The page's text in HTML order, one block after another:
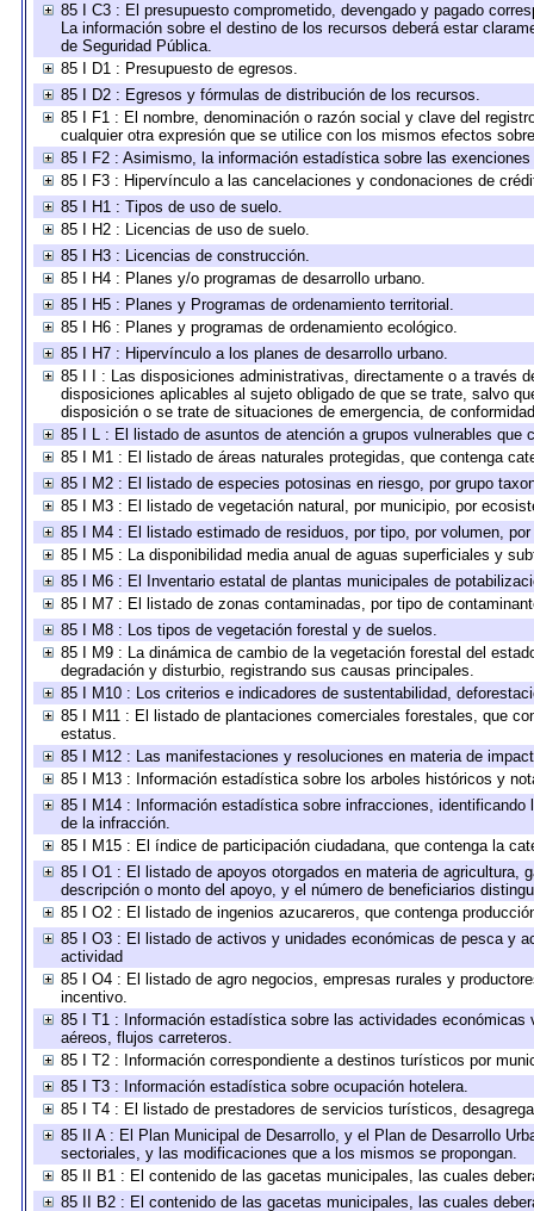
85 I C3 : El presupuesto comprometido, devengado y pagado
La información sobre el destino de los recursos deberá estar
de Seguridad Pública.
85 I D1 : Presupuesto de egresos.
85 I D2 : Egresos y fórmulas de distribución de los recursos.
85 I F1 : El nombre, denominación o razón social y clave del
cualquier otra expresión que se utilice con los mismos efectos
85 I F2 : Asimismo, la información estadística sobre las
85 I F3 : Hipervínculo a las cancelaciones y condonaciones de
85 I H1 : Tipos de uso de suelo.
85 I H2 : Licencias de uso de suelo.
85 I H3 : Licencias de construcción.
85 I H4 : Planes y/o programas de desarrollo urbano.
85 I H5 : Planes y Programas de ordenamiento territorial.
85 I H6 : Planes y programas de ordenamiento ecológico.
85 I H7 : Hipervínculo a los planes de desarrollo urbano.
85 I I : Las disposiciones administrativas, directamente o a través
disposiciones aplicables al sujeto obligado de que se trate, salvo
disposición o se trate de situaciones de emergencia, de
85 I L : El listado de asuntos de atención a grupos vulnerables
85 I M1 : El listado de áreas naturales protegidas, que contenga
85 I M2 : El listado de especies potosinas en riesgo, por grupo
85 I M3 : El listado de vegetación natural, por municipio, por
85 I M4 : El listado estimado de residuos, por tipo, por volumen,
85 I M5 : La disponibilidad media anual de aguas superficiales y
85 I M6 : El Inventario estatal de plantas municipales de
85 I M7 : El listado de zonas contaminadas, por tipo de
85 I M8 : Los tipos de vegetación forestal y de suelos.
85 I M9 : La dinámica de cambio de la vegetación forestal del
degradación y disturbio, registrando sus causas principales.
85 I M10 : Los criterios e indicadores de sustentabilidad,
85 I M11 : El listado de plantaciones comerciales forestales, que
estatus.
85 I M12 : Las manifestaciones y resoluciones en materia de
85 I M13 : Información estadística sobre los arboles históricos y
85 I M14 : Información estadística sobre infracciones,
de la infracción.
85 I M15 : El índice de participación ciudadana, que contenga la
85 I O1 : El listado de apoyos otorgados en materia de agricultura,
descripción o monto del apoyo, y el número de beneficiarios
85 I O2 : El listado de ingenios azucareros, que contenga
85 I O3 : El listado de activos y unidades económicas de pesca y
actividad
85 I O4 : El listado de agro negocios, empresas rurales y
incentivo.
85 I T1 : Información estadística sobre las actividades
aéreos, flujos carreteros.
85 I T2 : Información correspondiente a destinos turísticos por
85 I T3 : Información estadística sobre ocupación hotelera.
85 I T4 : El listado de prestadores de servicios turísticos,
85 II A : El Plan Municipal de Desarrollo, y el Plan de Desarrollo
sectoriales, y las modificaciones que a los mismos se propongan.
85 II B1 : El contenido de las gacetas municipales, las cuales
85 II B2 : El contenido de las gacetas municipales, las cuales